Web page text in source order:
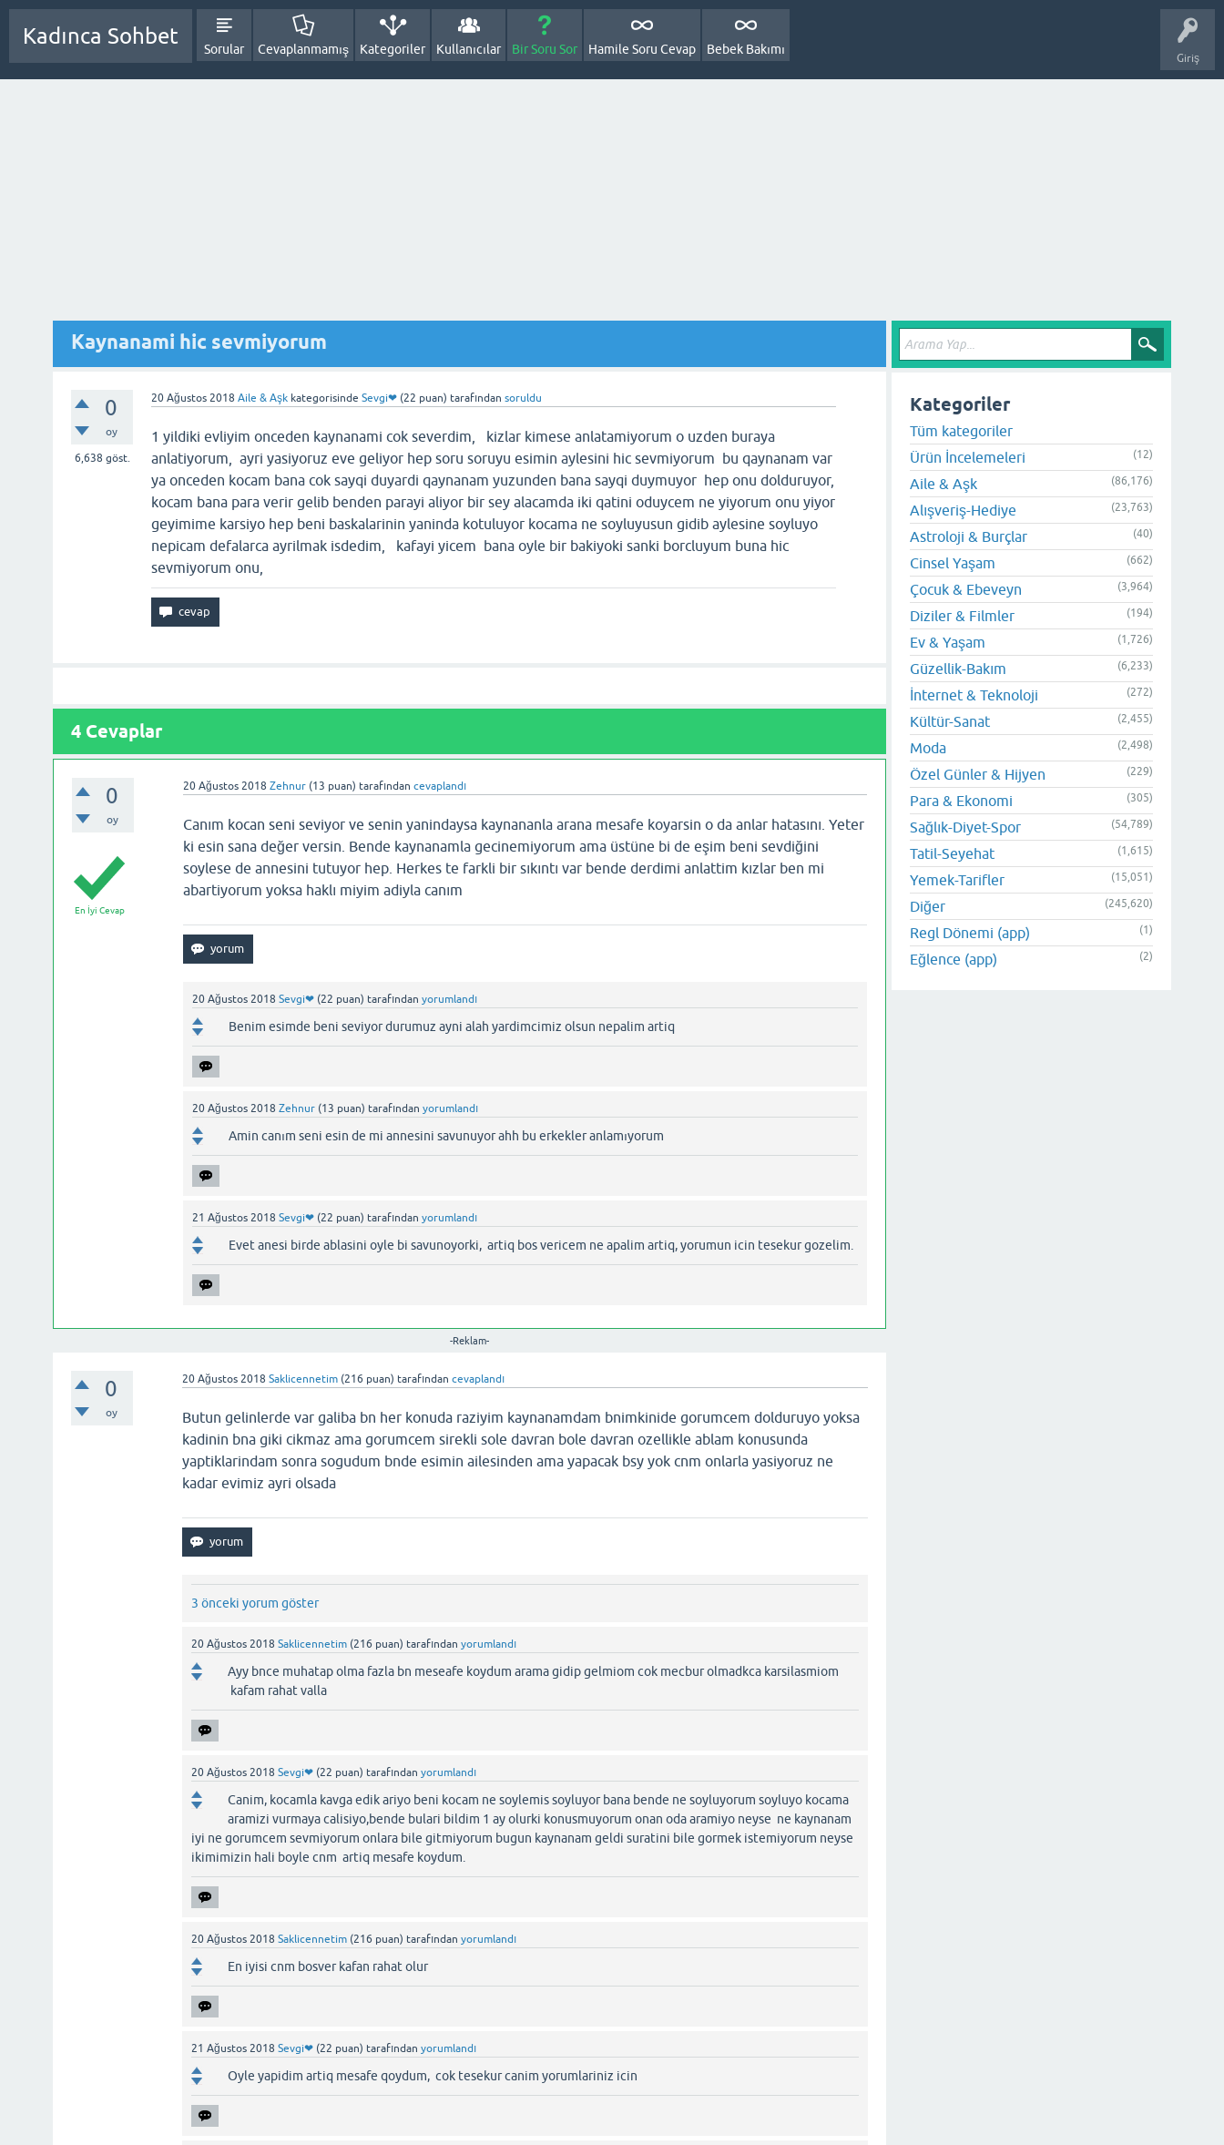
Giriş
Kadınca Sohbet
Sorular Cevaplanmamış Kategoriler Kullanıcılar Bir Soru Sor Hamile Soru Cevap Bebek Bakımı
Kaynanami hic sevmiyorum
0
oy
6,638 göst.
20 Ağustos 2018 Aile & Aşk kategorisinde Sevgi❤ (22 puan) tarafından soruldu
1 yildiki evliyim onceden kaynanami cok severdim, kizlar kimese anlatamiyorum o uzden buraya
anlatiyorum, ayri yasiyoruz eve geliyor hep soru soruyu esimin aylesini hic sevmiyorum bu qaynanam var
ya onceden kocam bana cok sayqi duyardi qaynanam yuzunden bana sayqi duymuyor hep onu dolduruyor,
kocam bana para verir gelib benden parayi aliyor bir sey alacamda iki qatini oduycem ne yiyorum onu yiyor
geyimime karsiyo hep beni baskalarinin yaninda kotuluyor kocama ne soyluyusun gidib aylesine soyluyo
nepicam defalarca ayrilmak isdedim, kafayi yicem bana oyle bir bakiyoki sanki borcluyum buna hic
sevmiyorum onu,
4 Cevaplar
0
oy
20 Ağustos 2018 Zehnur (13 puan) tarafından cevaplandı
En İyi Cevap
Canım kocan seni seviyor ve senin yanindaysa kaynananla arana mesafe koyarsin o da anlar hatasını. Yeter
ki esin sana değer versin. Bende kaynanamla gecinemiyorum ama üstüne bi de eşim beni sevdiğini
soylese de annesini tutuyor hep. Herkes te farkli bir sıkıntı var bende derdimi anlattim kızlar ben mi
abartiyorum yoksa haklı miyim adiyla canım
20 Ağustos 2018 Sevgi❤ (22 puan) tarafından yorumlandı
Benim esimde beni seviyor durumuz ayni alah yardimcimiz olsun nepalim artiq
20 Ağustos 2018 Zehnur (13 puan) tarafından yorumlandı
Amin canım seni esin de mi annesini savunuyor ahh bu erkekler anlamıyorum
21 Ağustos 2018 Sevgi❤ (22 puan) tarafından yorumlandı
Evet anesi birde ablasini oyle bi savunoyorki, artiq bos vericem ne apalim artiq, yorumun icin tesekur gozelim.
-Reklam-
0
oy
20 Ağustos 2018 Saklicennetim (216 puan) tarafından cevaplandı
Butun gelinlerde var galiba bn her konuda raziyim kaynanamdam bnimkinide gorumcem dolduruyo yoksa
kadinin bna giki cikmaz ama gorumcem sirekli sole davran bole davran ozellikle ablam konusunda
yaptiklarindam sonra sogudum bnde esimin ailesinden ama yapacak bsy yok cnm onlarla yasiyoruz ne
kadar evimiz ayri olsada
3 önceki yorum göster
20 Ağustos 2018 Saklicennetim (216 puan) tarafından yorumlandı
Ayy bnce muhatap olma fazla bn meseafe koydum arama gidip gelmiom cok mecbur olmadkca karsilasmiom
kafam rahat valla
20 Ağustos 2018 Sevgi❤ (22 puan) tarafından yorumlandı
Canim, kocamla kavga edik ariyo beni kocam ne soylemis soyluyor bana bende ne soyluyorum soyluyo kocama
aramizi vurmaya calisiyo,bende bulari bildim 1 ay olurki konusmuyorum onan oda aramiyo neyse ne kaynanam
iyi ne gorumcem sevmiyorum onlara bile gitmiyorum bugun kaynanam geldi suratini bile gormek istemiyorum neyse
ikimimizin hali boyle cnm artiq mesafe koydum.
20 Ağustos 2018 Saklicennetim (216 puan) tarafından yorumlandı
En iyisi cnm bosver kafan rahat olur
21 Ağustos 2018 Sevgi❤ (22 puan) tarafından yorumlandı
Oyle yapidim artiq mesafe qoydum, cok tesekur canim yorumlariniz icin
Kategoriler
Tüm kategoriler
Ürün İncelemeleri
(12)
Aile & Aşk (86,176)
Alışveriş-Hediye (23,763)
Astroloji & Burçlar (40)
Cinsel Yaşam (662)
Çocuk & Ebeveyn (3,964)
Diziler & Filmler (194)
Ev & Yaşam (1,726)
Güzellik-Bakım (6,233)
İnternet & Teknoloji (272)
Kültür-Sanat (2,455)
Moda (2,498)
Özel Günler & Hijyen (229)
Para & Ekonomi (305)
Sağlık-Diyet-Spor (54,789)
Tatil-Seyehat (1,615)
Yemek-Tarifler (15,051)
Diğer (245,620)
Regl Dönemi (app) (1)
Eğlence (app) (2)